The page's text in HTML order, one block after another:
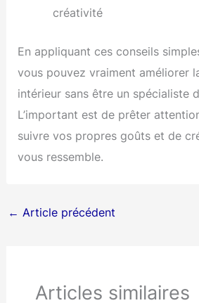
créativité
En appliquant ces conseils
vous pouvez vraiment améliorer
intérieur sans être un spécialiste
L’important est de prêter
suivre vos propres goûts et de
vous ressemble.
← Article précédent
Articles similaires